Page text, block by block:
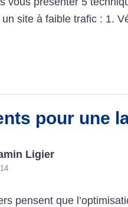
site à faible trafic : 1.
pour une
Ligier
pensent que